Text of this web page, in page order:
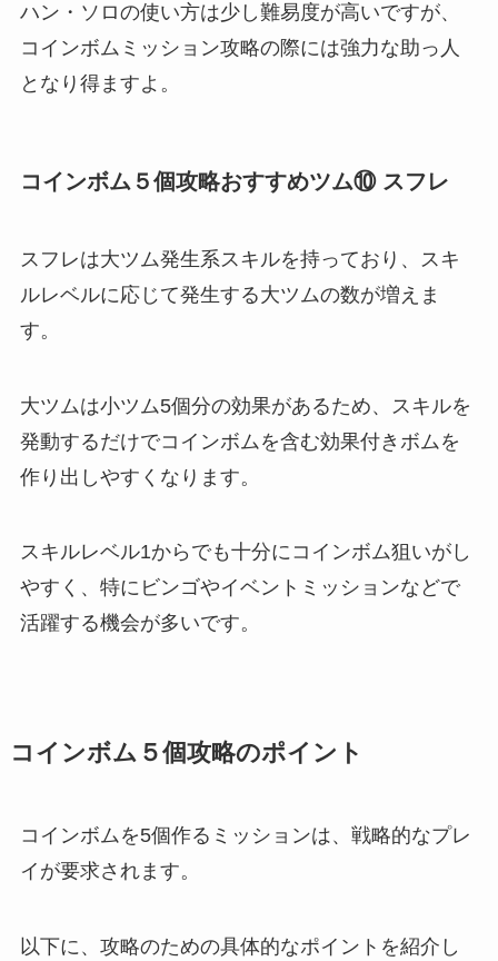
ハン・ソロの使い方は少し難易度が高いですが、
コインボムミッション攻略の際には強力な助っ人
となり得ますよ。
コインボム５個攻略おすすめツム⑩ スフレ
スフレは大ツム発生系スキルを持っており、スキ
ルレベルに応じて発生する大ツムの数が増えま
す。
大ツムは小ツム5個分の効果があるため、スキルを
発動するだけでコインボムを含む効果付きボムを
作り出しやすくなります。
スキルレベル1からでも十分にコインボム狙いがし
やすく、特にビンゴやイベントミッションなどで
活躍する機会が多いです​。
コインボム５個攻略のポイント
コインボムを5個作るミッションは、戦略的なプレ
イが要求されます。
以下に、攻略のための具体的なポイントを紹介し